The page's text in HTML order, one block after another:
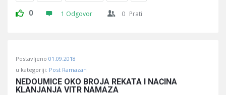
0 1 Odgovor 0 Prati
Postavljeno 01.09.2018
u kategoriji: Post Ramazan
NEDOUMICE OKO BROJA REKATA I NAČINA
KLANJANJA VITR NAMAZA